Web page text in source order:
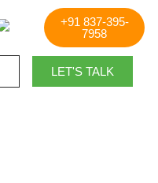
+91 837-395-
7958
LET'S TALK